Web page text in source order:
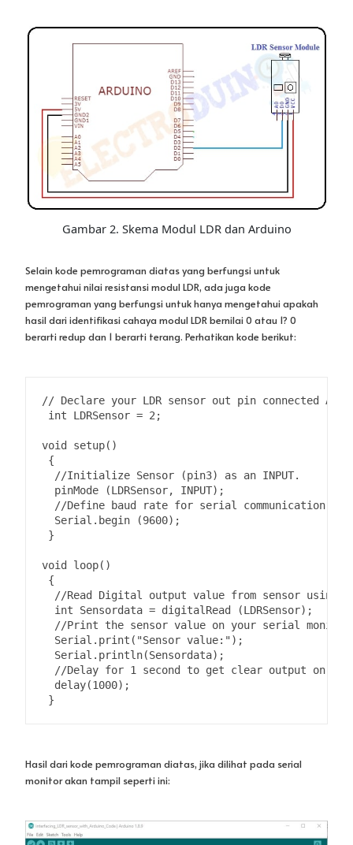
Gambar 2. Skema Modul LDR dan Arduino
Selain kode pemrograman diatas yang berfungsi untuk
mengetahui nilai resistansi modul LDR, ada juga kode
pemrograman yang berfungsi untuk hanya mengetahui apakah
hasil dari identifikasi cahaya modul LDR bernilai 0 atau 1? 0
berarti redup dan 1 berarti terang. Perhatikan kode berikut:
// Declare your LDR sensor out pin connected
int LDRSensor = 2;
void setup()
{
  //Initialize Sensor (pin3) as an INPUT.
  pinMode (LDRSensor, INPUT);
  //Define baud rate for serial communication
  Serial.begin (9600);
}
void loop()
{
//Read Digital output value from sensor using
  int Sensordata = digitalRead (LDRSensor);
//Print the sensor value on your serial
  Serial.print("Sensor value:");
  Serial.println(Sensordata);
//Delay for 1 second to get clear output on
  delay(1000);
}
Hasil dari kode pemrograman diatas, jika dilihat pada serial
monitor akan tampil seperti ini: